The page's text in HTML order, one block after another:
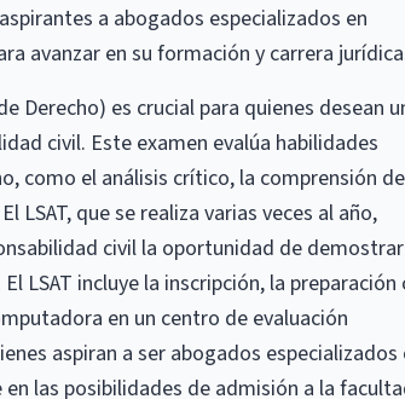
a abogados especializados en
avanzar en su formación y carrera
Derecho) es crucial para quienes desean
civil. Este examen evalúa habilidades
como el análisis crítico, la comprensión de
que se realiza varias veces al año,
civil la oportunidad de
LSAT incluye la inscripción, la preparación
en un centro de evaluación
aspiran a ser abogados especializados
las posibilidades de admisión a la